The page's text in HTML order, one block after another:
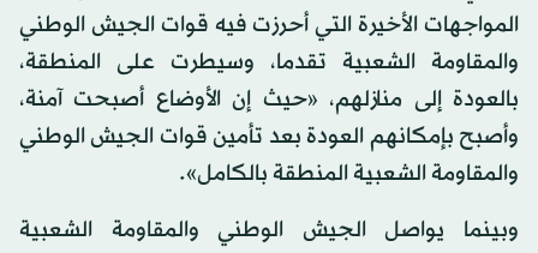
المواجهات الأخيرة التي أحرزت فيه قوات الجيش الوطني
والمقاومة الشعبية تقدما، وسيطرت على المنطقة،
بالعودة إلى منازلهم، «حيث إن الأوضاع أصبحت آمنة،
وأصبح بإمكانهم العودة بعد تأمين قوات الجيش الوطني
والمقاومة الشعبية المنطقة بالكامل».
وبينما يواصل الجيش الوطني والمقاومة الشعبية